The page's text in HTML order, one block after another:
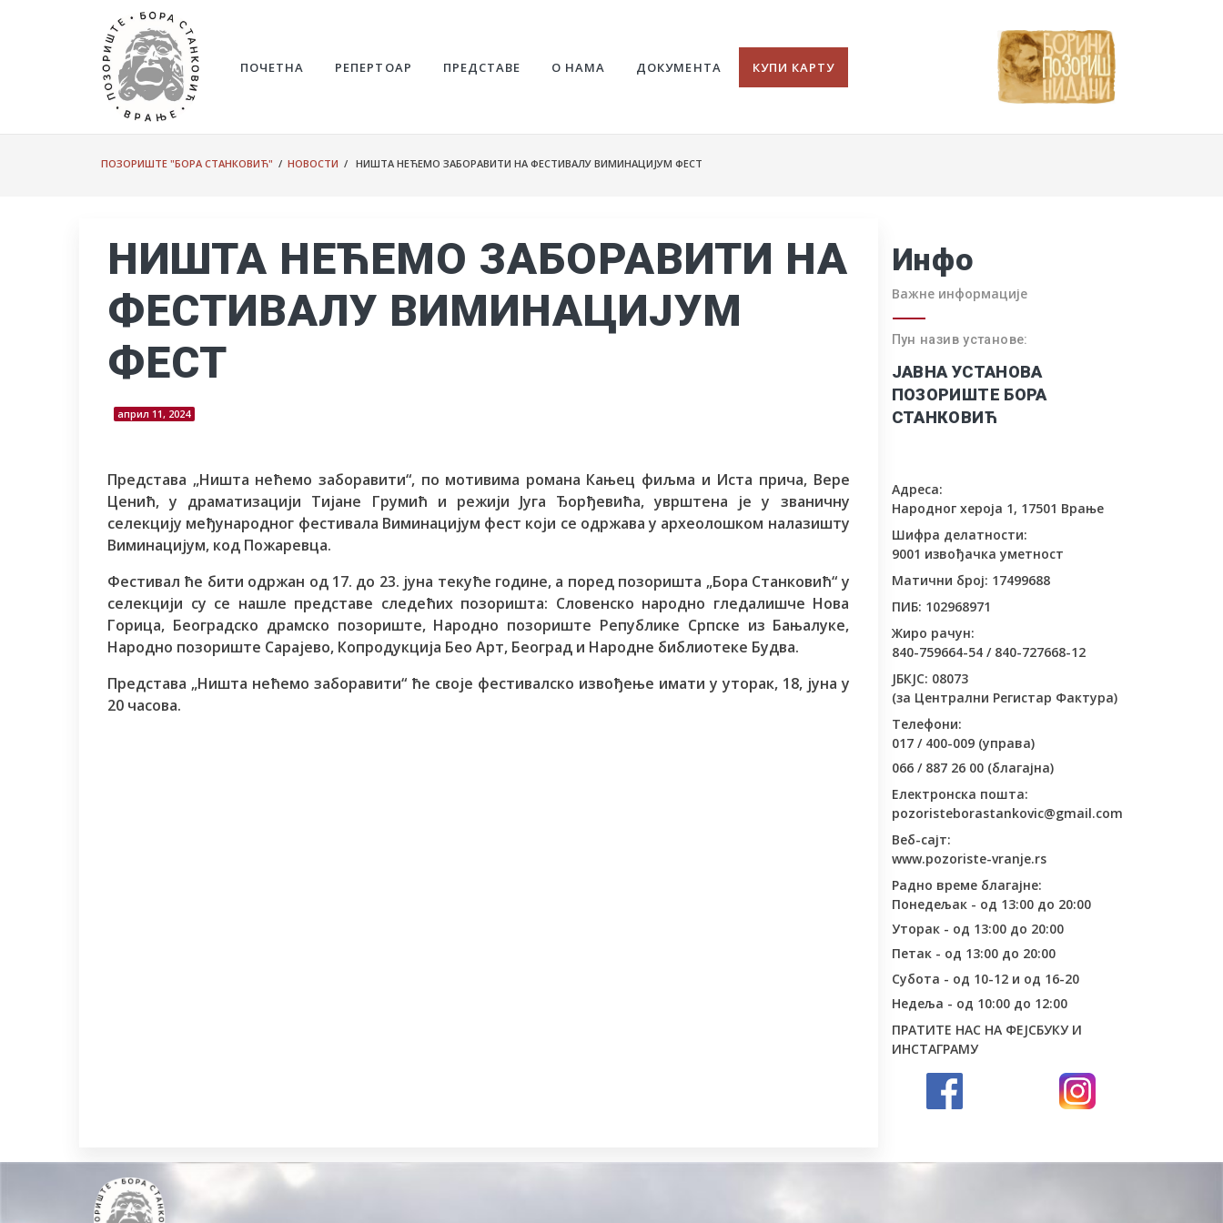
ПОЧЕТНА РЕПЕРТОАР ПРЕДСТАВЕ О НАМА ДОКУМЕНТА КУПИ КАРТУ
ПОЗОРИШТЕ "БОРА СТАНКОВИЋ" / НОВОСТИ / НИШТА НЕЋЕМО ЗАБОРАВИТИ НА ФЕСТИВАЛУ ВИМИНАЦИЈУМ ФЕСТ
НИШТА НЕЋЕМО ЗАБОРАВИТИ НА
ФЕСТИВАЛУ ВИМИНАЦИЈУМ
ФЕСТ
април 11, 2024
Представа „Ништа нећемо заборавити“, по мотивима романа Кањец фиљма и Иста прича, Вере
Ценић, у драматизацији Тијане Грумић и режији Југа Ђорђевића, уврштена је у званичну
селекцију међународног фестивала Виминацијум фест који се одржава у археолошком налазишту
Виминацијум, код Пожаревца.
Фестивал ће бити одржан од 17. до 23. јуна текуће године, а поред позоришта „Бора Станковић“ у
селекцији су се нашле представе следећих позоришта: Словенско народно гледалишче Нова
Горица, Београдско драмско позориште, Народно позориште Републике Српске из Бањалуке,
Народно позориште Сарајево, Копродукција Бео Арт, Београд и Народне библиотеке Будва.
Представа „Ништа нећемо заборавити“ ће своје фестивалско извођење имати у уторак, 18, јуна у
20 часова.
Инфо
Важне информације
Пун назив установе:
ЈАВНА УСТАНОВА
ПОЗОРИШТЕ БОРА
СТАНКОВИЋ
Адреса:
Народног хероја 1, 17501 Врање
Шифра делатности:
9001 извођачка уметност
Матични број: 17499688
ПИБ: 102968971
Жиро рачун:
840-759664-54 / 840-727668-12
ЈБКЈС: 08073
(за Централни Регистар Фактура)
Телефони:
017 / 400-009 (управа)
066 / 887 26 00 (благајна)
Електронска пошта:
pozoristeborastankovic@gmail.com
Веб-сајт:
www.pozoriste-vranje.rs
Радно време благајне:
Понедељак - од 13:00 до 20:00
Уторак - од 13:00 до 20:00
Петак - од 13:00 до 20:00
Субота - од 10-12 и од 16-20
Недеља - од 10:00 до 12:00
ПРАТИТЕ НАС НА ФЕЈСБУКУ И
ИНСТАГРАМУ